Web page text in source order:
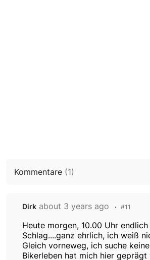
Kommentare (1)
Dirk about 3 years ago #11
Heute morgen, 10.00 Uhr
Schlag....ganz ehrlich, ich weiß
Gleich vorneweg, ich suche
Bikerleben hat mich hier